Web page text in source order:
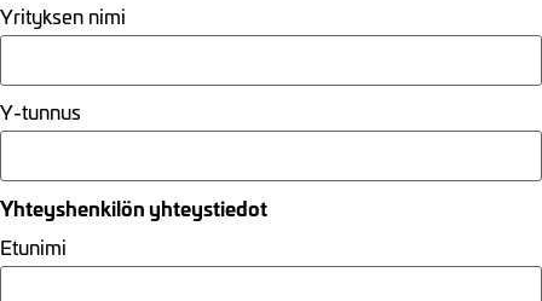
Yrityksen nimi
Y-tunnus
Yhteyshenkilön yhteystiedot
Etunimi